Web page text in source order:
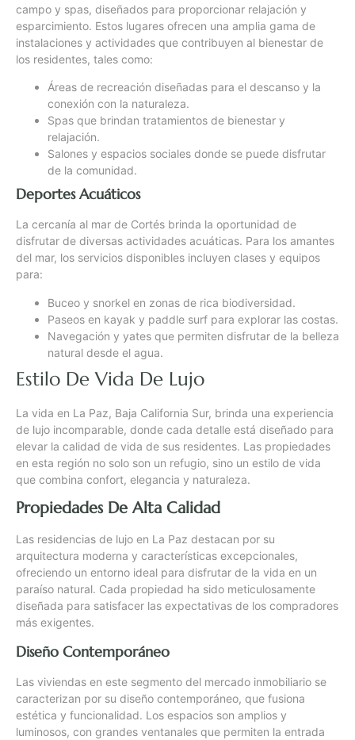
campo y spas, diseñados para proporcionar relajación y
esparcimiento. Estos lugares ofrecen una amplia gama de
instalaciones y actividades que contribuyen al bienestar de
los residentes, tales como:
Áreas de recreación diseñadas para el descanso y la
conexión con la naturaleza.
Spas que brindan tratamientos de bienestar y
relajación.
Salones y espacios sociales donde se puede disfrutar
de la comunidad.
Deportes Acuáticos
La cercanía al mar de Cortés brinda la oportunidad de
disfrutar de diversas actividades acuáticas. Para los amantes
del mar, los servicios disponibles incluyen clases y equipos
para:
Buceo y snorkel en zonas de rica biodiversidad.
Paseos en kayak y paddle surf para explorar las costas.
Navegación y yates que permiten disfrutar de la belleza
natural desde el agua.
Estilo De Vida De Lujo
La vida en La Paz, Baja California Sur, brinda una experiencia
de lujo incomparable, donde cada detalle está diseñado para
elevar la calidad de vida de sus residentes. Las propiedades
en esta región no solo son un refugio, sino un estilo de vida
que combina confort, elegancia y naturaleza.
Propiedades De Alta Calidad
Las residencias de lujo en La Paz destacan por su
arquitectura moderna y características excepcionales,
ofreciendo un entorno ideal para disfrutar de la vida en un
paraíso natural. Cada propiedad ha sido meticulosamente
diseñada para satisfacer las expectativas de los compradores
más exigentes.
Diseño Contemporáneo
Las viviendas en este segmento del mercado inmobiliario se
caracterizan por su diseño contemporáneo, que fusiona
estética y funcionalidad. Los espacios son amplios y
luminosos, con grandes ventanales que permiten la entrada